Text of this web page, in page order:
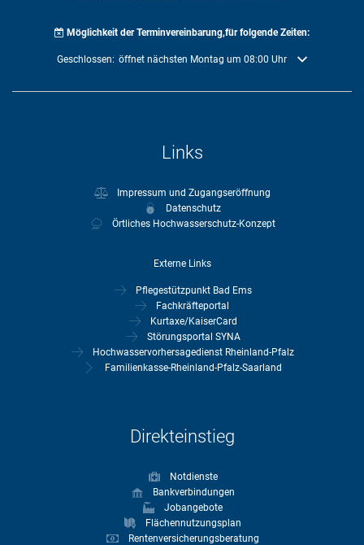
Möglichkeit der Terminvereinbarung,für folgende Zeiten:
Klicken, um weitere Öffnungs- oder Schließzeiten auszublenden
Geschlossen: öffnet nächsten Montag um 08:00 Uhr
Links
Impressum und Zugangseröffnung
Datenschutz
Örtliches Hochwasserschutz-Konzept
Externe Links
Pflegestützpunkt Bad Ems
Fachkräfteportal
Kurtaxe/KaiserCard
Störungsportal SYNA
Hochwasservorhersagedienst Rheinland-Pfalz
Familienkasse-Rheinland-Pfalz-Saarland
Direkteinstieg
Notdienste
Bankverbindungen
Jobangebote
Flächennutzungsplan
Rentenversicherungsberatung